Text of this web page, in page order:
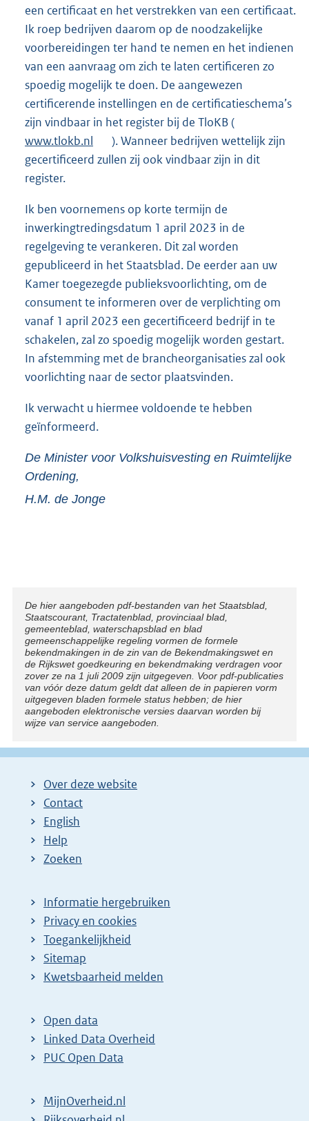
een certificaat en het verstrekken van een certificaat.
Ik roep bedrijven daarom op de noodzakelijke
voorbereidingen ter hand te nemen en het indienen
van een aanvraag om zich te laten certificeren zo
spoedig mogelijk te doen. De aangewezen
certificerende instellingen en de certificatieschema’s
zijn vindbaar in het register bij de TloKB (
x
t
e
l
i
n
k
:
www.tlokb.nl
). Wanneer bedrijven wettelijk zijn
gecertificeerd zullen zij ook vindbaar zijn in dit
register.
Ik ben voornemens op korte termijn de
inwerkingtredingsdatum 1 april 2023 in de
regelgeving te verankeren. Dit zal worden
gepubliceerd in het Staatsblad. De eerder aan uw
Kamer toegezegde publieksvoorlichting, om de
consument te informeren over de verplichting om
vanaf 1 april 2023 een gecertificeerd bedrijf in te
schakelen, zal zo spoedig mogelijk worden gestart.
In afstemming met de brancheorganisaties zal ook
voorlichting naar de sector plaatsvinden.
Ik verwacht u hiermee voldoende te hebben
geïnformeerd.
De Minister voor Volkshuisvesting en Ruimtelijke
Ordening,
H.M. de Jonge
Disclaimer
De hier aangeboden pdf-bestanden van het Staatsblad,
Staatscourant, Tractatenblad, provinciaal blad,
gemeenteblad, waterschapsblad en blad
gemeenschappelijke regeling vormen de formele
bekendmakingen in de zin van de Bekendmakingswet en
de Rijkswet goedkeuring en bekendmaking verdragen voor
zover ze na 1 juli 2009 zijn uitgegeven. Voor pdf-publicaties
van vóór deze datum geldt dat alleen de in papieren vorm
uitgegeven bladen formele status hebben; de hier
aangeboden elektronische versies daarvan worden bij
wijze van service aangeboden.
Over deze website
Contact
English
Help
Zoeken
Informatie hergebruiken
Privacy en cookies
Toegankelijkheid
Sitemap
E
t
e
r
l
Kwetsbaarheid melden
Open data
Linked Data Overheid
PUC Open Data
MijnOverheid.nl